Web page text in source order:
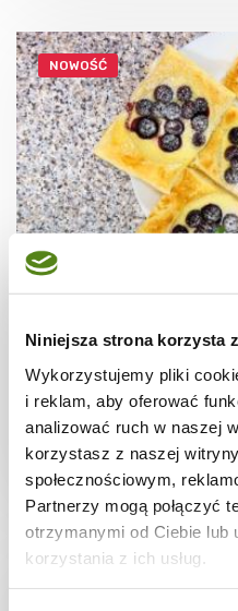
Niniejsza strona korzysta
Wykorzystujemy pliki
i reklam, aby oferować
analizować ruch w naszej
korzystasz z naszej
społecznościowym,
Partnerzy mogą połączyć
otrzymanymi od Ciebie lub
korzystania z ich usług.
NOWOŚĆ
Ciastka francuskie z
30 min.